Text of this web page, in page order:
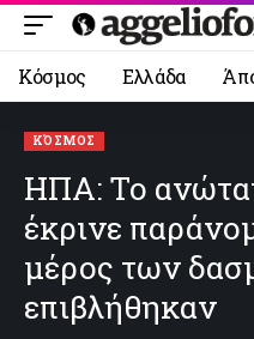
Κόσμος Ελλάδα
ΚΌΣΜΟΣ
ΗΠΑ: Το
έκρινε
μέρος των
επιβλήθηκαν